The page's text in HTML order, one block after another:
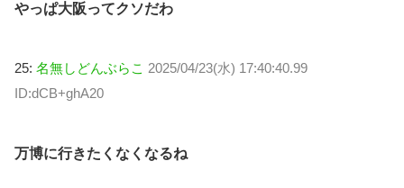
やっぱ大阪ってクソだわ
25: 名無しどんぶらこ 2025/04/23(水) 17:40:40.99
ID:dCB+ghA20
万博に行きたくなくなるね